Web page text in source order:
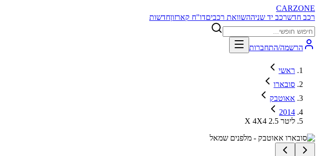
CARZONE
רכב חדשרכב יד שניההשוואת רכביםדו"ח קארזוןחדשות
הרשמה/התחברות
ראשי
סובארו
אאוטבק
2014
X 4X4 2.5 ליטר